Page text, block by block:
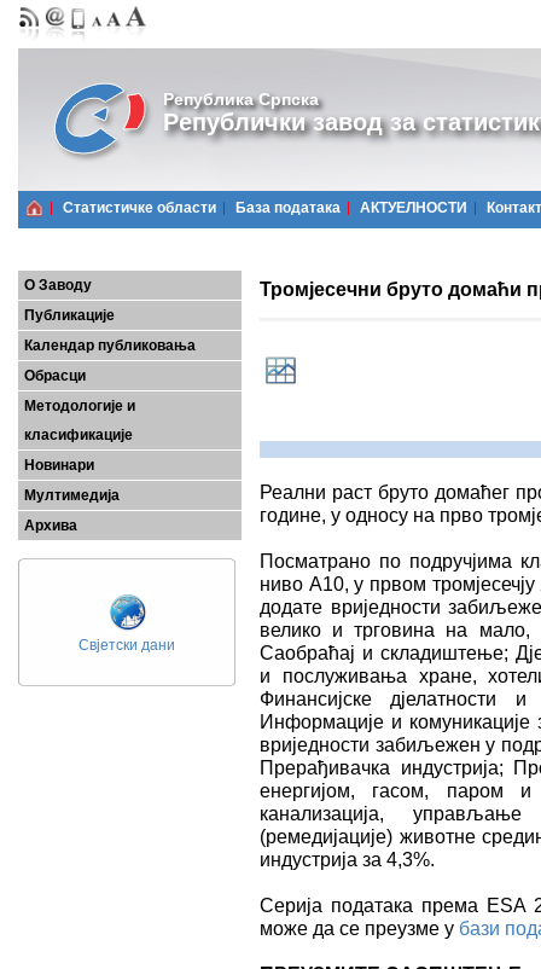
Република Српска
Републички завод за
Статистичке области Базa података АКТУЕЛНОСТИ Контакт
О Заводу
Публикације
Календар публиковања
Обрасци
Методологије и
класификације
Новинари
Мултимедија
Архива
Свјетски дани
Тромјесечни бруто домаћи
Реални раст бруто домаћег
године, у односу на прво
Посматрано по подручјима
ниво А10, у првом
додате вриједности
велико и трговина на мало,
Саобраћај и складиштење;
и послуживања хране,
Финансијске дјелатности
Информације и комуникације
вриједности забиљежен у
Прерађивачка индустрија;
енергијом, гасом, паром и
канализација,
(ремедијације) животне
индустрија за 4,3%.
Серија података према ESA
може да се преузме у бази